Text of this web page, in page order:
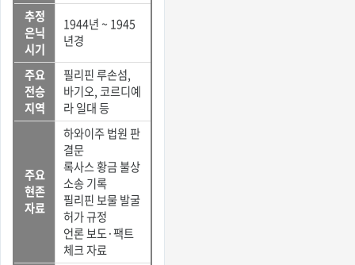
추정
은닉
시기
1944년 ~ 1945
년경
주요
전승
지역
필리핀 루손섬,
바기오, 코르디예
라 일대 등
주요
현존
자료
하와이주 법원 판
결문
록사스 황금 불상
소송 기록
필리핀 보물 발굴
허가 규정
언론 보도·팩트
체크 자료